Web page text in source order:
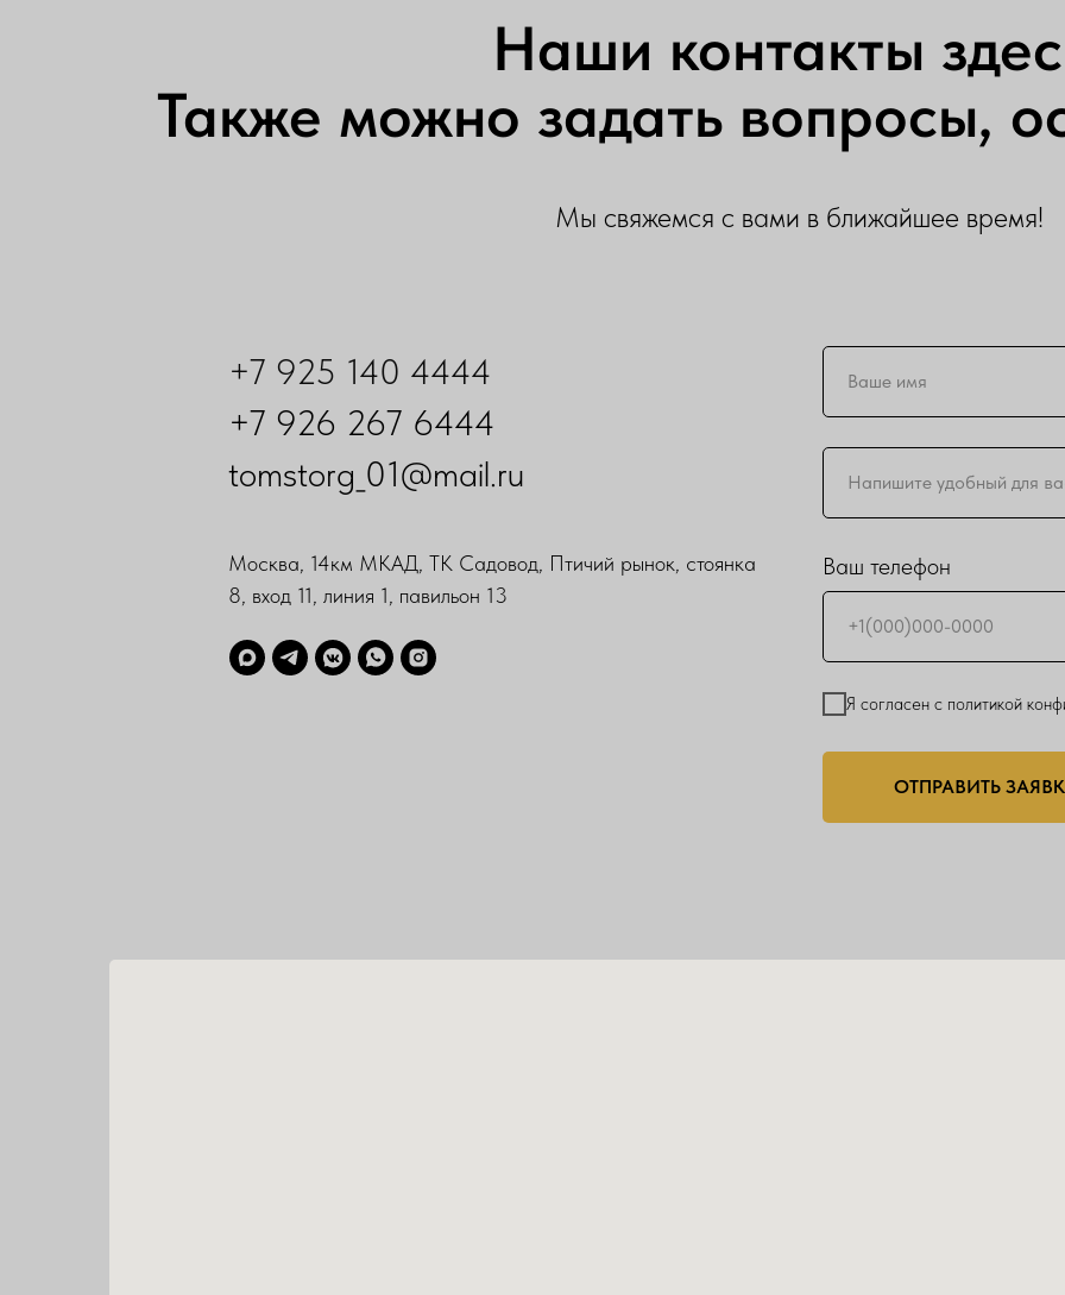
Наши контакты
Также можно задать вопросы,
Мы свяжемся с вами в ближайшее время!
+7 925 140 4444
+7 926 267 6444
tomstorg_01@mail.ru
Москва, 14км МКАД, ТК Садовод, Птичий рынок, стоянка
8, вход 11, линия 1, павильон 13
Ваш телефон
Я согласен с политикой
ОТПРАВИТЬ